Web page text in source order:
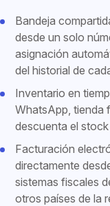
Bandeja
desde un solo
asignación
del historial de
Inventario en
WhatsApp, tienda
descuenta el
Facturación
directamente
sistemas fiscales
otros países de la